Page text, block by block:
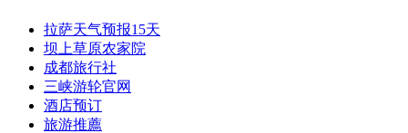
拉萨天气预报15天
坝上草原农家院
成都旅行社
三峡游轮官网
酒店预订
旅游推薦